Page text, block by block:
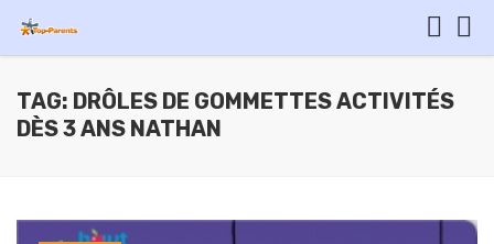
TAG: DRÔLES DE GOMMETTES ACTIVITÉS
DÈS 3 ANS NATHAN